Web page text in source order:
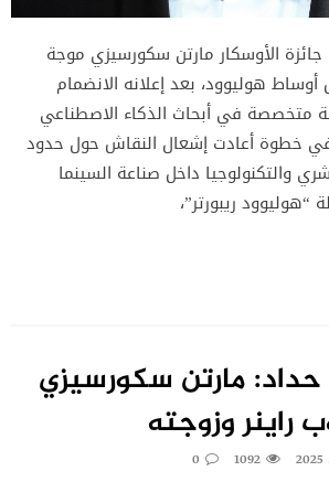
جائزة الأوسكار مارتن سكورسيزي موجة
هوليوود، بعد إعلانه الانضمام
متخصصة في أبحاث الذكاء الاصطناعي
خطوة أعادت إشعال النقاش حول حدود
والتكنولوجيا داخل صناعة السينما
ريبورتر”،
مارتن سكورسيزي
راينر وزوجته
1092
0